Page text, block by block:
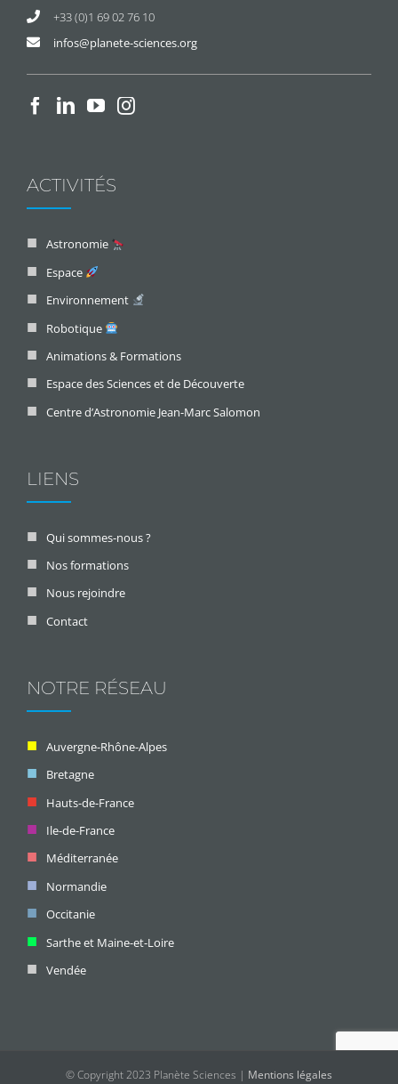
+33 (0)1 69 02 76 10
infos@planete-sciences.org
ACTIVITÉS
Astronomie
Espace
Environnement
Robotique
Animations & Formations
Espace des Sciences et de Découverte
Centre d’Astronomie Jean-Marc Salomon
LIENS
Qui sommes-nous ?
Nos formations
Nous rejoindre
Contact
NOTRE RÉSEAU
Auvergne-Rhône-Alpes
Bretagne
Hauts-de-France
Ile-de-France
Méditerranée
Normandie
Occitanie
Sarthe et Maine-et-Loire
Vendée
© Copyright 2023 Planète Sciences | Mentions légales